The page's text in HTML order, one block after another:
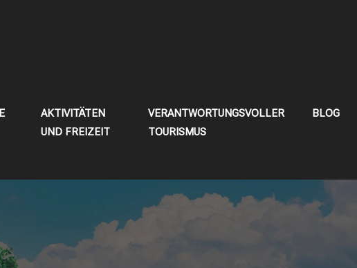
AKTIVITÄTEN
UND FREIZEIT
VERANTWORTUNGSVOLLER
TOURISMUS
BLOG